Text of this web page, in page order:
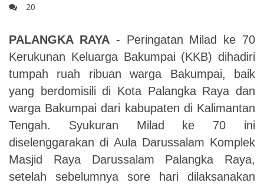
20
PALANGKA RAYA- Peringatan Milad ke 70
Kerukunan Keluarga Bakumpai (KKB) dihadiri
tumpah ruah ribuan warga Bakumpai, baik
yang berdomisili di Kota Palangka Raya dan
warga Bakumpai dari kabupaten di Kalimantan
Tengah. Syukuran Milad ke 70 ini
diselenggarakan di Aula Darussalam Komplek
Masjid Raya Darussalam Palangka Raya,
setelah sebelumnya sore hari dilaksanakan